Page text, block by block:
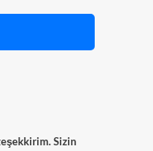
Sizin